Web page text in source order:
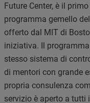
Future Center, è il
programma gemello
offerto dal MIT di
iniziativa. Il
stesso sistema di
di mentori con grande
propria consulenza
servizio è aperto a tutti